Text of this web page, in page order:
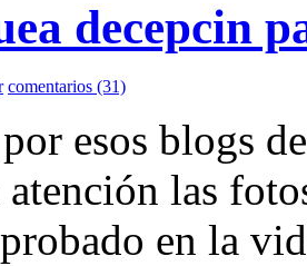
decepcin
comentarios (31)
esos blogs
las
en la